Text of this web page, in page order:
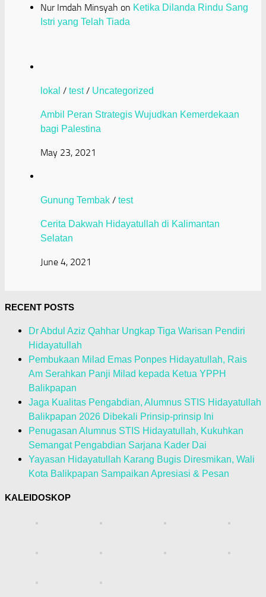
Nur Imdah Minsyah on Ketika Dilanda Rindu Sang
Istri yang Telah Tiada
lokal / test/ Uncategorized
Ambil Peran Strategis Wujudkan Kemerdekaan
bagi Palestina
May 23, 2021
Gunung Tembak / test
Cerita Dakwah Hidayatullah di Kalimantan
Selatan
June 4, 2021
RECENT POSTS
Dr Abdul Aziz Qahhar Ungkap Tiga Warisan Pendiri
Hidayatullah
Pembukaan Milad Emas Ponpes Hidayatullah, Rais
Am Serahkan Panji Milad kepada Ketua YPPH
Balikpapan
Jaga Kualitas Pengabdian, Alumnus STIS Hidayatullah
Balikpapan 2026 Dibekali Prinsip-prinsip Ini
Penugasan Alumnus STIS Hidayatullah, Kukuhkan
Semangat Pengabdian Sarjana Kader Dai
Yayasan Hidayatullah Karang Bugis Diresmikan, Wali
Kota Balikpapan Sampaikan Apresiasi & Pesan
KALEIDOSKOP